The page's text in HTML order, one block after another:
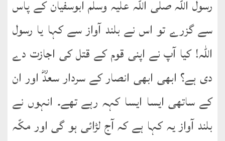
رسول اللہ صلی اللہ علیہ وسلم ابوسفیان کے پاس
سے گزرے تو اس نے بلند آواز سے کہا یا رسول
اللہ! کیا آپ نے اپنی قوم کے قتل کی اجازت دے
دی ہے؟ ابھی ابھی انصار کے سردار سعدؓ اور ان
کے ساتھی ایسا ایسا کہہ رہے تھے۔ انہوں نے
بلند آواز یہ کہا ہے کہ آج لڑائی ہو گی اور مکّہ